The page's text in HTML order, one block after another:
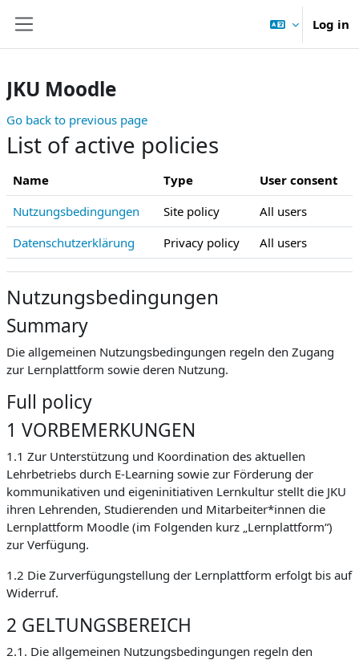
Log in
JKU Moodle
Go back to previous page
List of active policies
Name Type
User consent
Nutzungsbedingungen
Site policy
All users
Datenschutzerklärung
Privacy policy All users
Nutzungsbedingungen
Summary
Die allgemeinen Nutzungsbedingungen regeln den Zugang
zur Lernplattform sowie deren Nutzung.
Full policy
1 VORBEMERKUNGEN
1.1 Zur Unterstützung und Koordination des aktuellen
Lehrbetriebs durch E-Learning sowie zur Förderung der
kommunikativen und eigeninitiativen Lernkultur stellt die JKU
ihren Lehrenden, Studierenden und Mitarbeiter*innen die
Lernplattform Moodle (im Folgenden kurz „Lernplattform“)
zur Verfügung.
1.2 Die Zurverfügungstellung der Lernplattform erfolgt bis auf
Widerruf.
2 GELTUNGSBEREICH
2.1. Die allgemeinen Nutzungsbedingungen regeln den